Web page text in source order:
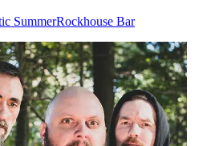
SummerRockhouse Bar